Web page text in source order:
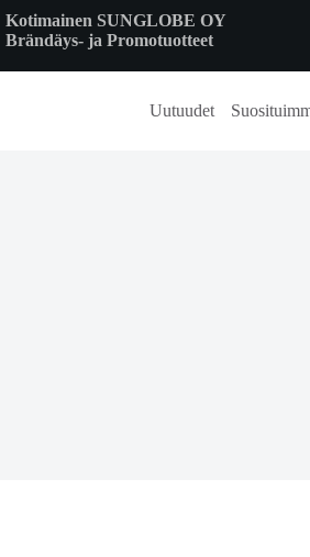
to
content
Kotimainen SUNGLOBE OY
Brändäys- ja Promotuotteet
Uutuudet